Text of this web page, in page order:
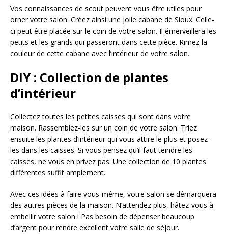
Vos connaissances de scout peuvent vous être utiles pour
orner votre salon. Créez ainsi une jolie cabane de Sioux. Celle-
ci peut être placée sur le coin de votre salon. Il émerveillera les
petits et les grands qui passeront dans cette pièce. Rimez la
couleur de cette cabane avec l’intérieur de votre salon.
DIY : Collection de plantes
d’intérieur
Collectez toutes les petites caisses qui sont dans votre
maison. Rassemblez-les sur un coin de votre salon. Triez
ensuite les plantes d’intérieur qui vous attire le plus et posez-
les dans les caisses. Si vous pensez qu’il faut teindre les
caisses, ne vous en privez pas. Une collection de 10 plantes
différentes suffit amplement.
Avec ces idées à faire vous-même, votre salon se démarquera
des autres pièces de la maison. N’attendez plus, hâtez-vous à
embellir votre salon ! Pas besoin de dépenser beaucoup
d’argent pour rendre excellent votre salle de séjour.